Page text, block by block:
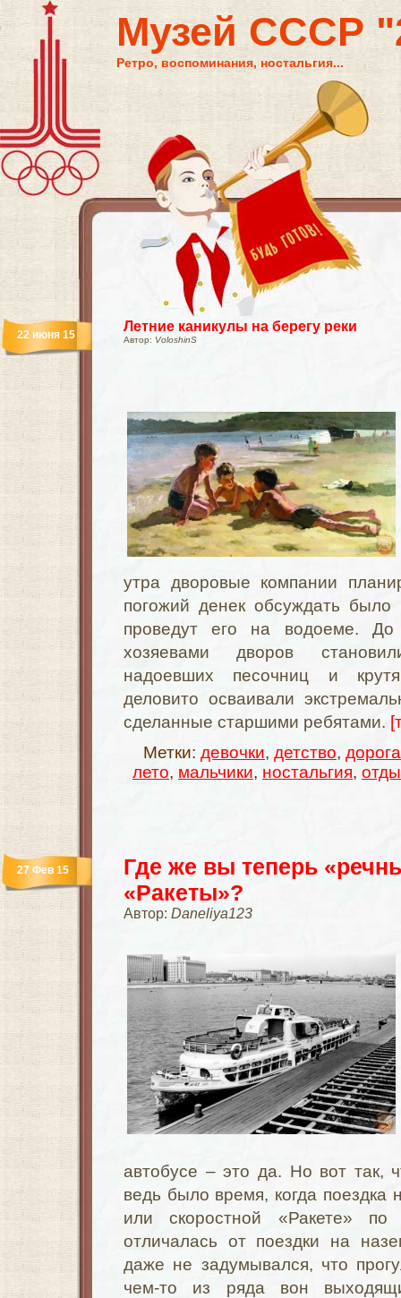
Музей СССР
Ретро, воспоминания, ностальгия...
Летние каникулы на берегу реки
Автор: VoloshinS
22 июня 15
утра дворовые компании
погожий денек обсуждать
проведут его на водоеме. До
хозяевами дворов
надоевших песочниц и
деловито осваивали
сделанные старшими ребятами.
Метки: девочки, детство, дорога
лето, мальчики, ностальгия,
Где же вы теперь
«Ракеты»?
Автор: Daneliya123
27 Фев 15
автобусе – это да. Но вот так,
ведь было время, когда поездка
или скоростной «Ракете»
отличалась от поездки на
даже не задумывался, что
чем-то из ряда вон